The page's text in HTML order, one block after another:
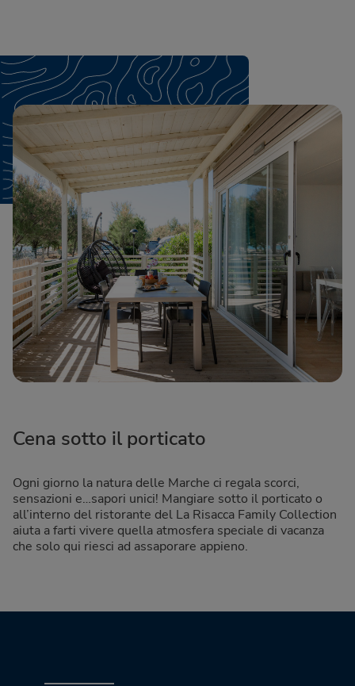
Cena sotto il porticato
Ogni giorno la natura delle Marche ci regala scorci,
sensazioni e…sapori unici! Mangiare sotto il porticato o
all’interno del ristorante del La Risacca Family Collection
aiuta a farti vivere quella atmosfera speciale di vacanza
che solo qui riesci ad assaporare appieno.